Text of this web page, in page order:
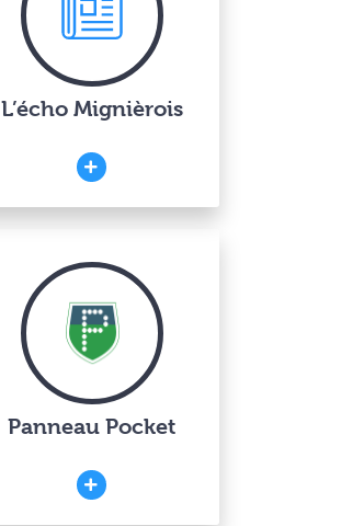
L’écho Mignièrois
Panneau Pocket